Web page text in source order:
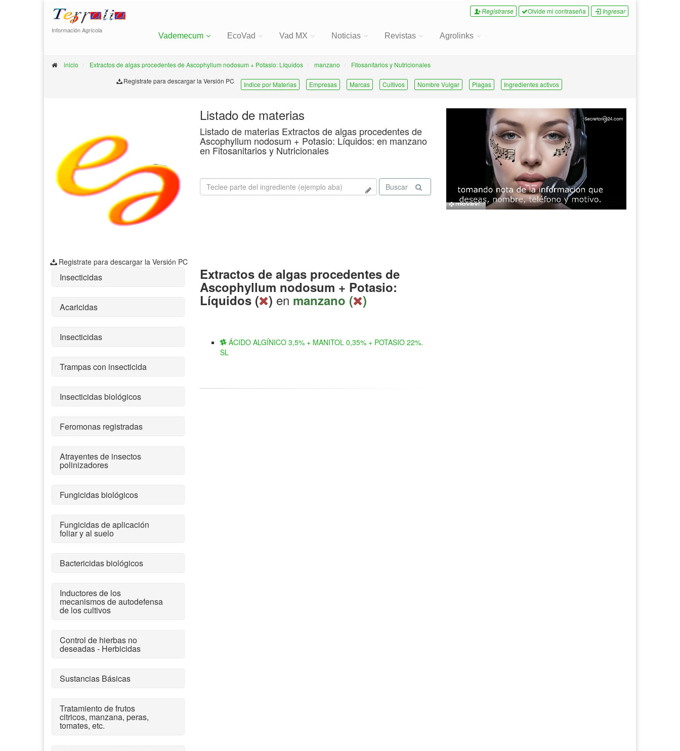
Información Agrícola
Registrarse Olvide mi contraseña Ingresar
Vademecum EcoVad Vad MX Noticias Revistas Agrolinks
inicio Extractos de algas procedentes de Ascophyllum nodosum + Potasio: Líquidos manzano
Fitosanitarios y Nutricionales
Registrate para descargar la Versión PC
Indice por Materias Empresas Marcas Cultivos Nombre Vulgar Plagas Ingredientes activos
Registrate para descargar la Versión PC
Listado de materias
Listado de materias Extractos de algas procedentes de
Ascophyllum nodosum + Potasio: Líquidos: en manzano
en Fitosanitarios y Nutricionales
Buscar
Insecticidas
Acaricidas
Insecticidas
Trampas con insecticida
Insecticidas biológicos
Feromonas registradas
Atrayentes de insectos
polinizadores
Fungicidas biológicos
Fungicidas de aplicación
foliar y al suelo
Bactericidas biológicos
Inductores de los
mecanismos de autodefensa
de los cultivos
Control de hierbas no
deseadas - Herbicidas
Sustancias Básicas
Tratamiento de frutos
citricos, manzana, peras,
tomates, etc.
Extractos de algas procedentes de
Ascophyllum nodosum + Potasio:
Líquidos ( ) en manzano ( )
ÁCIDO ALGÍNICO 3,5% + MANITOL 0,35% + POTASIO 22%.
SL